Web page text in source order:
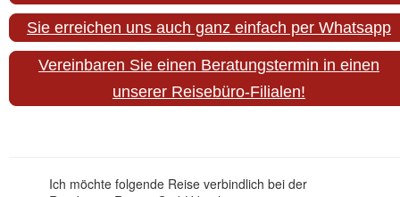
Sie erreichen uns auch ganz einfach per Whatsapp
Vereinbaren Sie einen Beratungstermin in einen
unserer Reisebüro-Filialen!